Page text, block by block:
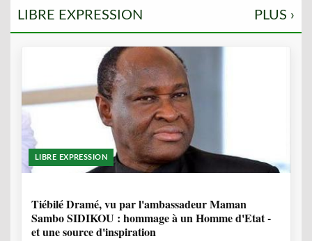
LIBRE EXPRESSION PLUS ›
LIBRE EXPRESSION
Tiébilé Dramé, vu par l'ambassadeur Maman
Sambo SIDIKOU : hommage à un Homme d'Etat -
et une source d'inspiration